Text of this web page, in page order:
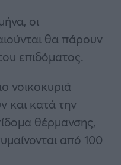
οι
θα πάρουν
επιδόματος.
νοικοκυριά
και κατά την
θέρμανσης,
από 100